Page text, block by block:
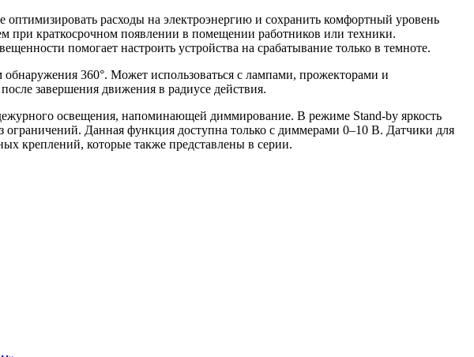
расходы на электроэнергию и сохранить комфортный уровень
при краткосрочном появлении в помещении работников или техники.
помогает настроить устройства на срабатывание только в темноте.
360°. Может использоваться с лампами, прожекторами и
завершения движения в радиусе действия.
освещения, напоминающей диммирование. В режиме Stand-by яркость
ограничений. Данная функция доступна только с диммерами 0–10 В. Датчики для
креплений, которые также представлены в серии.